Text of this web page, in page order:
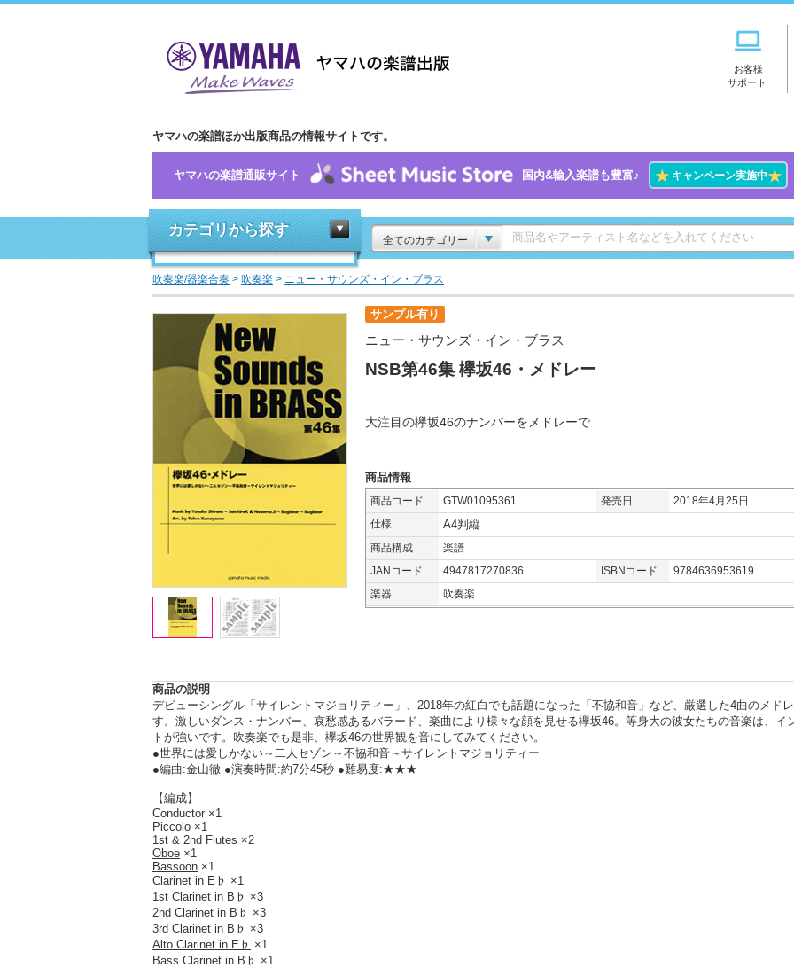
お客様
サポート
ヤマハの楽譜ほか出版商品の情報サイトです。
ヤマハの楽譜通販サイト 国内&輸入楽譜も豊富♪ ★キャンペーン実施中★
カテゴリから探す
全てのカテゴリー
吹奏楽/器楽合奏 > 吹奏楽 > ニュー・サウンズ・イン・ブラス
サンプル有り
ニュー・サウンズ・イン・ブラス
NSB第46集 欅坂46・メドレー
大注目の欅坂46のナンバーをメドレーで
商品情報
商品コード GTW01095361 発売日
2018年4月25日
仕様
A4判縦
商品構成
楽譜
JANコード
4947817270836 ISBNコード
9784636953619
楽器
吹奏楽
商品の説明
デビューシングル「サイレントマジョリティー」、2018年の紅白でも話題になった「不協和音」など、厳選した4曲のメド
す。激しいダンス・ナンバー、哀愁感あるバラード、楽曲により様々な顔を見せる欅坂46。等身大の彼女たちの音楽は、イ
トが強いです。吹奏楽でも是非、欅坂46の世界観を音にしてみてください。
●世界には愛しかない～二人セゾン～不協和音～サイレントマジョリティー
●編曲:金山徹 ●演奏時間:約7分45秒 ●難易度:★★★
【編成】
Conductor ×1
Piccolo ×1
1st & 2nd Flutes ×2
Oboe ×1
Bassoon ×1
Clarinet in E♭ ×1
1st Clarinet in B♭ ×3
2nd Clarinet in B♭ ×3
3rd Clarinet in B♭ ×3
Alto Clarinet in E♭ ×1
Bass Clarinet in B♭ ×1